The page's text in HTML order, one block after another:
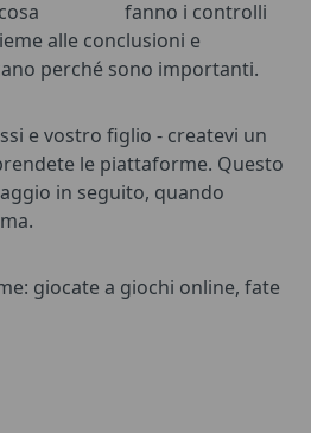
cosa fanno i controlli
alle conclusioni e
perché sono importanti.
e vostro figlio - createvi un
le piattaforme. Questo
in seguito, quando
giocate a giochi online, fate